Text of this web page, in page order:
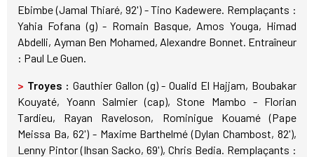
Ebimbe (Jamal Thiaré, 92') - Tino Kadewere. Remplaçants :
Yahia Fofana (g) - Romain Basque, Amos Youga, Himad
Abdelli, Ayman Ben Mohamed, Alexandre Bonnet. Entraîneur
: Paul Le Guen.
> Troyes : Gauthier Gallon (g) - Oualid El Hajjam, Boubakar
Kouyaté, Yoann Salmier (cap), Stone Mambo - Florian
Tardieu, Rayan Raveloson, Rominigue Kouamé (Pape
Meissa Ba, 62') - Maxime Barthelmé (Dylan Chambost, 82'),
Lenny Pintor (Ihsan Sacko, 69'), Chris Bedia. Remplaçants :